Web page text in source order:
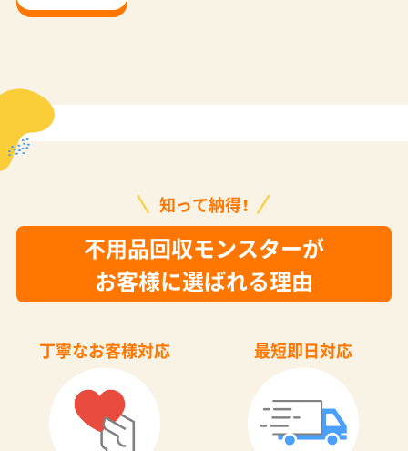
知って納得！
不用品回収モンスターが
お客様に選ばれる理由
丁寧なお客様対応 最短即日対応